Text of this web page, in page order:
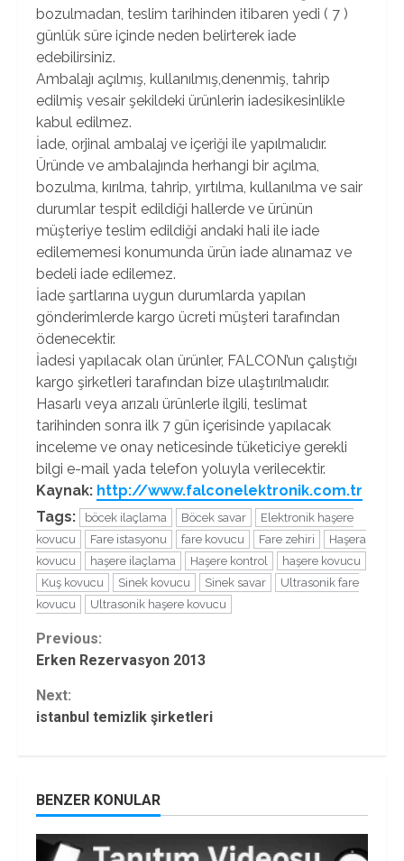
bozulmadan, teslim tarihinden itibaren yedi ( 7 )
günlük süre içinde neden belirterek iade
edebilirsiniz.
Ambalajı açılmış, kullanılmış,denenmiş, tahrip
edilmiş vesair şekildeki ürünlerin iadesikesinlikle
kabul edilmez.
İade, orjinal ambalaj ve içeriği ile yapılmalıdır.
Üründe ve ambalajında herhangi bir açılma,
bozulma, kırılma, tahrip, yırtılma, kullanılma ve sair
durumlar tespit edildiği hallerde ve ürünün
müşteriye teslim edildiği andaki hali ile iade
edilememesi konumunda ürün iade alınamaz ve
bedeli iade edilemez.
İade şartlarına uygun durumlarda yapılan
gönderimlerde kargo ücreti müşteri tarafından
ödenecektir.
İadesi yapılacak olan ürünler, FALCON’un çalıştığı
kargo şirketleri tarafından bize ulaştırılmalıdır.
Hasarlı veya arızalı ürünlerle ilgili, teslimat
tarihinden sonra ilk 7 gün içerisinde yapılacak
inceleme ve onay neticesinde tüketiciye gerekli
bilgi e-mail yada telefon yoluyla verilecektir.
Kaynak: http://www.falconelektronik.com.tr
Tags:
böcek ilaçlama Böcek savar
Elektronik haşere
kovucu
Fare istasyonu fare kovucu Fare zehiri
Haşera
kovucu
haşere ilaçlama Haşere kontrol
haşere kovucu
Kuş kovucu
Sinek kovucu Sinek savar
Ultrasonik fare
kovucu
Ultrasonik haşere kovucu
Continue
Previous:
Erken Rezervasyon 2013
Next:
istanbul temizlik şirketleri
BENZER KONULAR